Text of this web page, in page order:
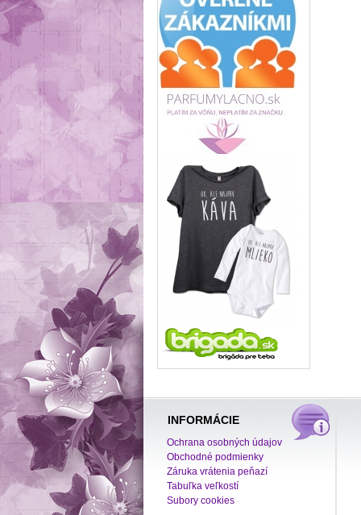
INFORMÁCIE
Ochrana osobných údajov
Obchodné podmienky
Záruka vrátenia peňazí
Tabuľka veľkostí
Subory cookies